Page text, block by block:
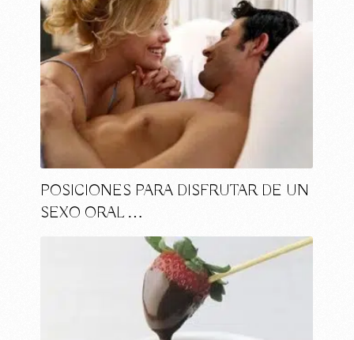
POSICIONES PARA DISFRUTAR DE UN
SEXO ORAL …